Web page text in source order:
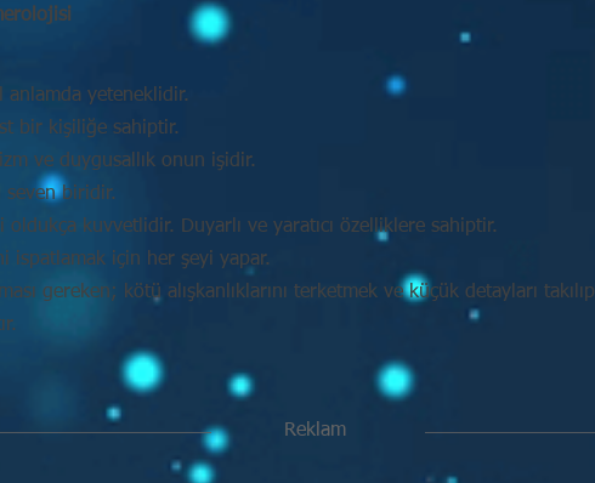
anlamda yeteneklidir.
bir kişiliğe sahiptir.
ve duygusallık onun işidir.
biridir.
kuvvetlidir. Duyarlı ve yaratıcı özelliklere sahiptir.
ispatlamak için her şeyi yapar.
gereken; kötü alışkanlıklarını terketmek ve küçük detayları takılıp
Reklam